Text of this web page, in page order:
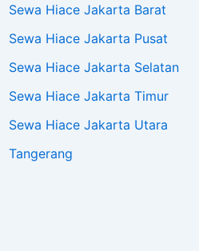
Sewa Hiace Jakarta Barat
Sewa Hiace Jakarta Pusat
Sewa Hiace Jakarta Selatan
Sewa Hiace Jakarta Timur
Sewa Hiace Jakarta Utara
Tangerang